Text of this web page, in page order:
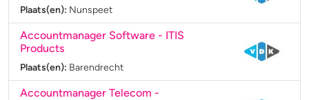
Plaats(en): Nunspeet
Accountmanager Software - ITIS
Products
Plaats(en): Barendrecht
Accountmanager Telecom -